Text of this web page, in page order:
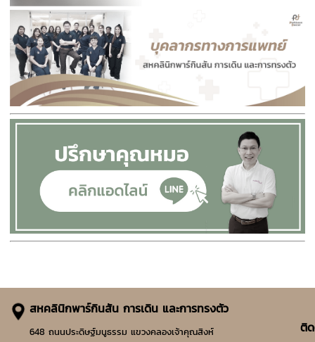
สหคลินิกพาร์กินสัน การเดิน และการทรงตัว
648 ถนนประดิษฐ์มนูธรรม แขวงคลองเจ้าคุณสิงห์ ติ